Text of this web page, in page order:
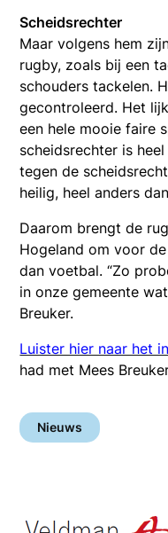
Scheidsrechter
Maar volgens hem
rugby, zoals bij een
schouders tackelen.
gecontroleerd. Het
een hele mooie faire
scheidsrechter is
tegen de
heilig, heel anders
Daarom brengt de
Hogeland om voor
dan voetbal. “Zo
in onze gemeente
Breuker.
Luister hier naar het
had met Mees
Nieuws